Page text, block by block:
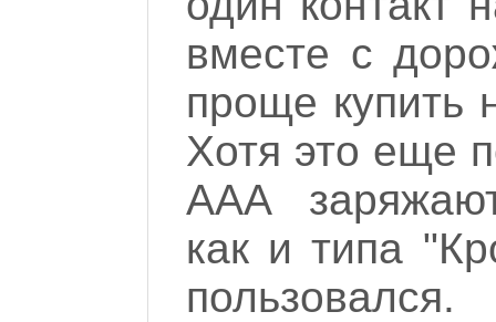
вместе с
проще купить
Хотя это еще
ААА
как и типа
пользовался.